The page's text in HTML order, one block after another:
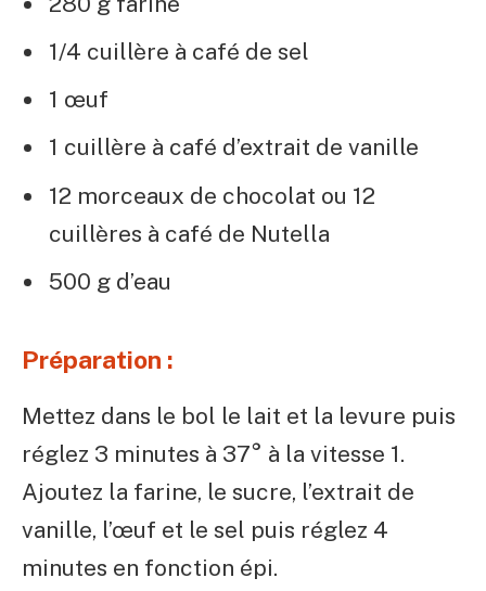
1/4 cuillère à café de sel
1 œuf
1 cuillère à café d’extrait de vanille
12 morceaux de chocolat ou 12
cuillères à café de Nutella
500 g d’eau
Préparation :
Mettez dans le bol le lait et la levure puis
réglez 3 minutes à 37° à la vitesse 1.
Ajoutez la farine, le sucre, l’extrait de
vanille, l’œuf et le sel puis réglez 4
minutes en fonction épi.